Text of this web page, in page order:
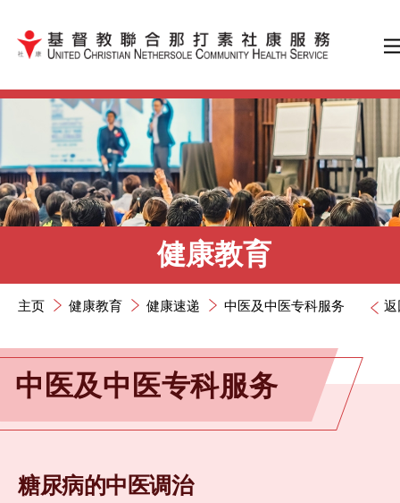
跳到内容（按输入键）
健康教育
返
主页 健康教育 健康速递 中医及中医专科服务
中医及中医专科服务
糖尿病的中医调治